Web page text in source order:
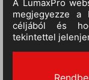
100 csomag
100 csomag